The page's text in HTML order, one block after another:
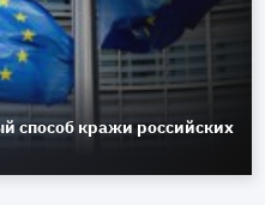
способ кражи российских